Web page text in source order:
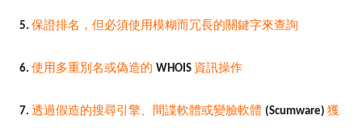
5. 保證排名，但必須使用模糊而冗長的關鍵字來查詢
6. 使用多重別名或偽造的 WHOIS 資訊操作
7. 透過假造的搜尋引擎、間諜軟體或變臉軟體 (Scumware) 獲